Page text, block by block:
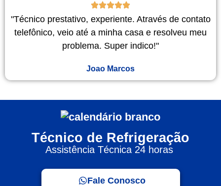
"Técnico prestativo, experiente. Através de contato
telefônico, veio até a minha casa e resolveu meu
problema. Super indico!"
Joao Marcos
Técnico de Refrigeração
Assistência Técnica 24 horas
Fale Conosco